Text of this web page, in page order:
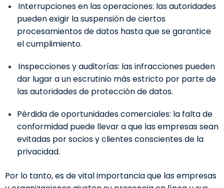
Interrupciones en las operaciones: las autoridades
pueden exigir la suspensión de ciertos
procesamientos de datos hasta que se garantice
el cumplimiento.
Inspecciones y auditorías: las infracciones pueden
dar lugar a un escrutinio más estricto por parte de
las autoridades de protección de datos.
Pérdida de oportunidades comerciales: la falta de
conformidad puede llevar a que las empresas sean
evitadas por socios y clientes conscientes de la
privacidad.
Por lo tanto, es de vital importancia que las empresas